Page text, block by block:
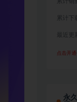
累计下
最近更
点击开
永